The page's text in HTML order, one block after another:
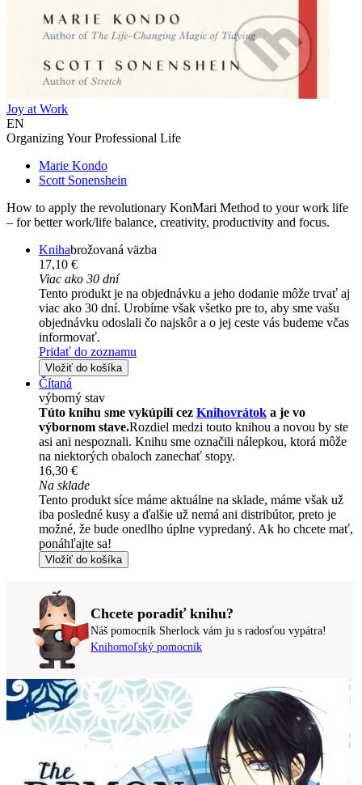
Joy at Work
EN
Organizing Your Professional Life
Marie Kondo
Scott Sonenshein
How to apply the revolutionary KonMari Method to your work life
– for better work/life balance, creativity, productivity and focus.
Knihabrožovaná väzba
17,10 €
Viac ako 30 dní
Tento produkt je na objednávku a jeho dodanie môže trvať aj
viac ako 30 dní. Urobíme však všetko pre to, aby sme vašu
objednávku odoslali čo najskôr a o jej ceste vás budeme včas
informovať.
Pridať do zoznamu
Vložiť do košíka
Čítaná
výborný stav
Túto knihu sme vykúpili cez Knihovrátok a je vo
výbornom stave.Rozdiel medzi touto knihou a novou by ste
asi ani nespoznali. Knihu sme označili nálepkou, ktorá môže
na niektorých obaloch zanechať stopy.
16,30 €
Na sklade
Tento produkt síce máme aktuálne na sklade, máme však už
iba posledné kusy a ďalšie už nemá ani distribútor, preto je
možné, že bude onedlho úplne vypredaný. Ak ho chcete mať,
ponáhľajte sa!
Vložiť do košíka
Chcete poradiť knihu?
Náš pomocník Sherlock vám ju s radosťou vypátra!
Knihomoľský pomocník